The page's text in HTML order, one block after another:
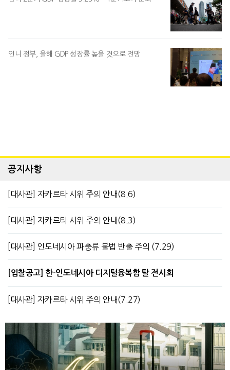
인니 정부, 올해 GDP 성장률 높을 것으로 전망
공지사항
[대사관] 자카르타 시위 주의 안내(8.6)
[대사관] 자카르타 시위 주의 안내(8.3)
[대사관] 인도네시아 파충류 불법 반출 주의 (7.29)
[입찰공고] 한-인도네시아 디지털융복합 탈 전시회
[대사관] 자카르타 시위 주의 안내(7.27)